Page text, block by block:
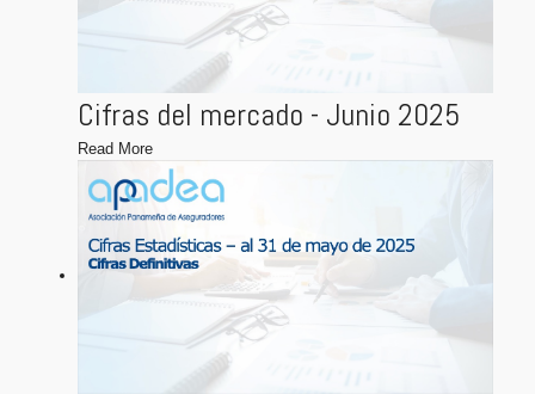
Cifras del mercado - Junio 2025
Read More